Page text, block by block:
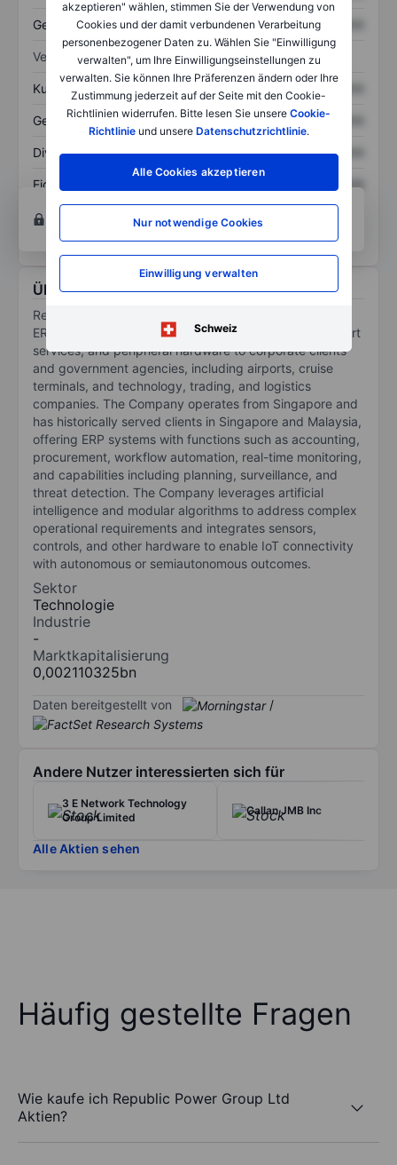
akzeptieren" wählen, stimmen Sie der Verwendung von
Cookies und der damit verbundenen Verarbeitung
personenbezogener Daten zu. Wählen Sie "Einwilligung
verwalten", um Ihre Einwilligungseinstellungen zu
verwalten. Sie können Ihre Präferenzen ändern oder Ihre
Zustimmung jederzeit auf der Seite mit den Cookie-
Richtlinien widerrufen. Bitte lesen Sie unsere Cookie-
Richtlinieund unsere Datenschutzrichtlinie.
Alle Cookies akzeptieren
Nur notwendige Cookies
Einwilligung verwalten
Schweiz
Gesamtschulden XXXXXXX XXXXXXX
Verhältnisse
Kurs/Umsatz XXXXXXX XXXXXXX
Gewinn je Aktie XXXXXXX XXXXXXX
Dividende je Aktie XXXXXXX XXXXXXX
Eigenkapitalrendite
XXXXXXX
Konto eröffnenum Zugriff auf mehr Diagramm-
und Analyse-Tools zu erhalten.
Über Republic Power Group Ltd
Republic Power Group Ltd is a provider of customized
ERP software solutions, consulting and technical support
services, and peripheral hardware to corporate clients
and government agencies, including airports, cruise
terminals, and technology, trading, and logistics
companies. The Company operates from Singapore and
has historically served clients in Singapore and Malaysia,
offering ERP systems with functions such as accounting,
procurement, workflow automation, real-time monitoring,
and capabilities including planning, surveillance, and
threat detection. The Company leverages artificial
intelligence and modular algorithms to address complex
operational requirements and integrates sensors,
controls, and other hardware to enable IoT connectivity
with autonomous or semiautonomous outcomes.
Sektor
Technologie
Industrie
-
Marktkapitalisierung
0,002110325bn
Daten bereitgestellt von /
Andere Nutzer interessierten sich für
3 E Network Technology
Group Limited
Callan JMB Inc
Alle Aktien sehen
Häufig gestellte Fragen
Wie kaufe ich Republic Power Group Ltd
Aktien?